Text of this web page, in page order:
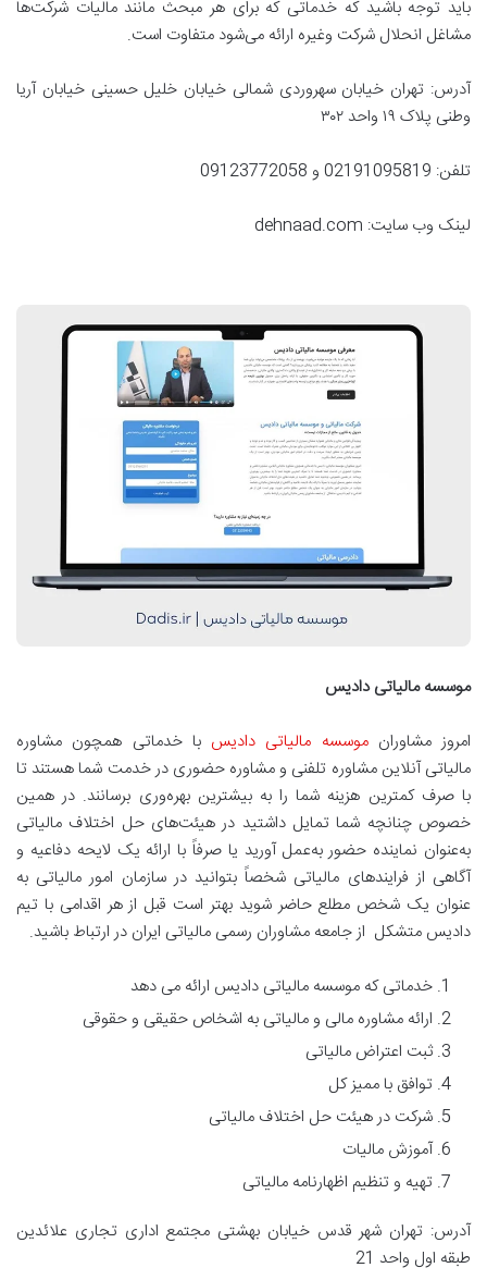
باید توجه باشید که خدماتی که برای هر مبحث مانند مالیات شرکت‌ها
مشاغل انحلال شرکت وغیره ارائه می‌شود متفاوت است.
آدرس: تهران خیابان سهروردی شمالی خیابان خلیل حسینی خیابان آریا
وطنی پلاک ۱۹ واحد ۳۰۲
تلفن: 02191095819 و 09123772058
لینک وب سایت: dehnaad.com
موسسه مالیاتی دادیس
امروز مشاورانموسسه مالیاتی دادیس با خدماتی همچون مشاوره
مالیاتی آنلاین مشاوره تلفنی و مشاوره حضوری در خدمت شما هستند تا
با صرف کمترین هزینه شما را به بیشترین بهره‌وری برسانند. در همین
خصوص چنانچه شما تمایل داشتید در هیئت‌های حل اختلاف مالیاتی
به‌عنوان نماینده حضور به‌عمل آورید یا صرفاً با ارائه یک لایحه دفاعیه و
آگاهی از فرایندهای مالیاتی شخصاً بتوانید در سازمان امور مالیاتی به‌
عنوان یک شخص مطلع حاضر شوید بهتر است قبل از هر اقدامی با تیم
دادیس متشکل از جامعه مشاوران رسمی مالیاتی ایران در ارتباط باشید.
خدماتی که موسسه مالیاتی دادیس ارائه می دهد
ارائه مشاوره مالی و مالیاتی به اشخاص حقیقی و حقوقی
ثبت اعتراض مالیاتی
توافق با ممیز کل
شرکت در هیئت حل اختلاف مالیاتی
آموزش مالیات
تهیه و تنظیم اظهارنامه مالیاتی
آدرس: تهران شهر قدس خیابان بهشتی مجتمع اداری تجاری علائدین
طبقه اول واحد 21